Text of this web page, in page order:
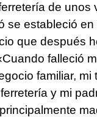
de unos
se estableció
que después
falleció
familiar, mi
y mi